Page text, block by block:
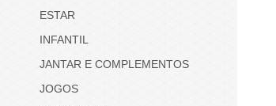
ESTAR
INFANTIL
JANTAR E COMPLEMENTOS
JOGOS